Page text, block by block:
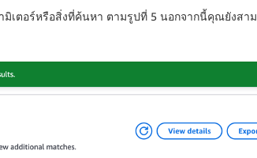
ตอร์หรือสิ่งที่ค้นหา ตามรูปที่ 5 นอกจากนี้คุณยังสาม